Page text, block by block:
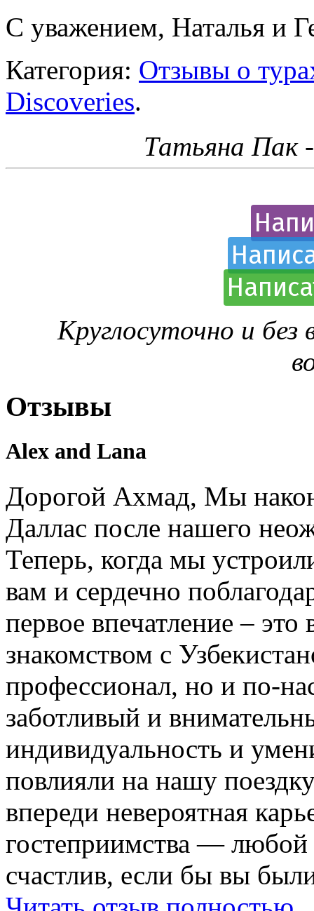
С уважением, Наталья и
Категория: Отзывы о
Discoveries.
Татьяна Пак
Круглосуточно и
Отзывы
Alex and Lana
Дорогой Ахмад, Мы
Даллас после нашего
Теперь, когда мы
вам и сердечно
первое впечатление –
знакомством с
профессионал, но и по-
заботливый и
индивидуальность и
повлияли на нашу
впереди невероятная
гостеприимства —
счастлив, если бы вы